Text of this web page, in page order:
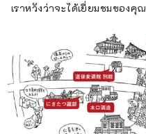
เราหวังว่าจะได้เยี่ยมชมของคุณ